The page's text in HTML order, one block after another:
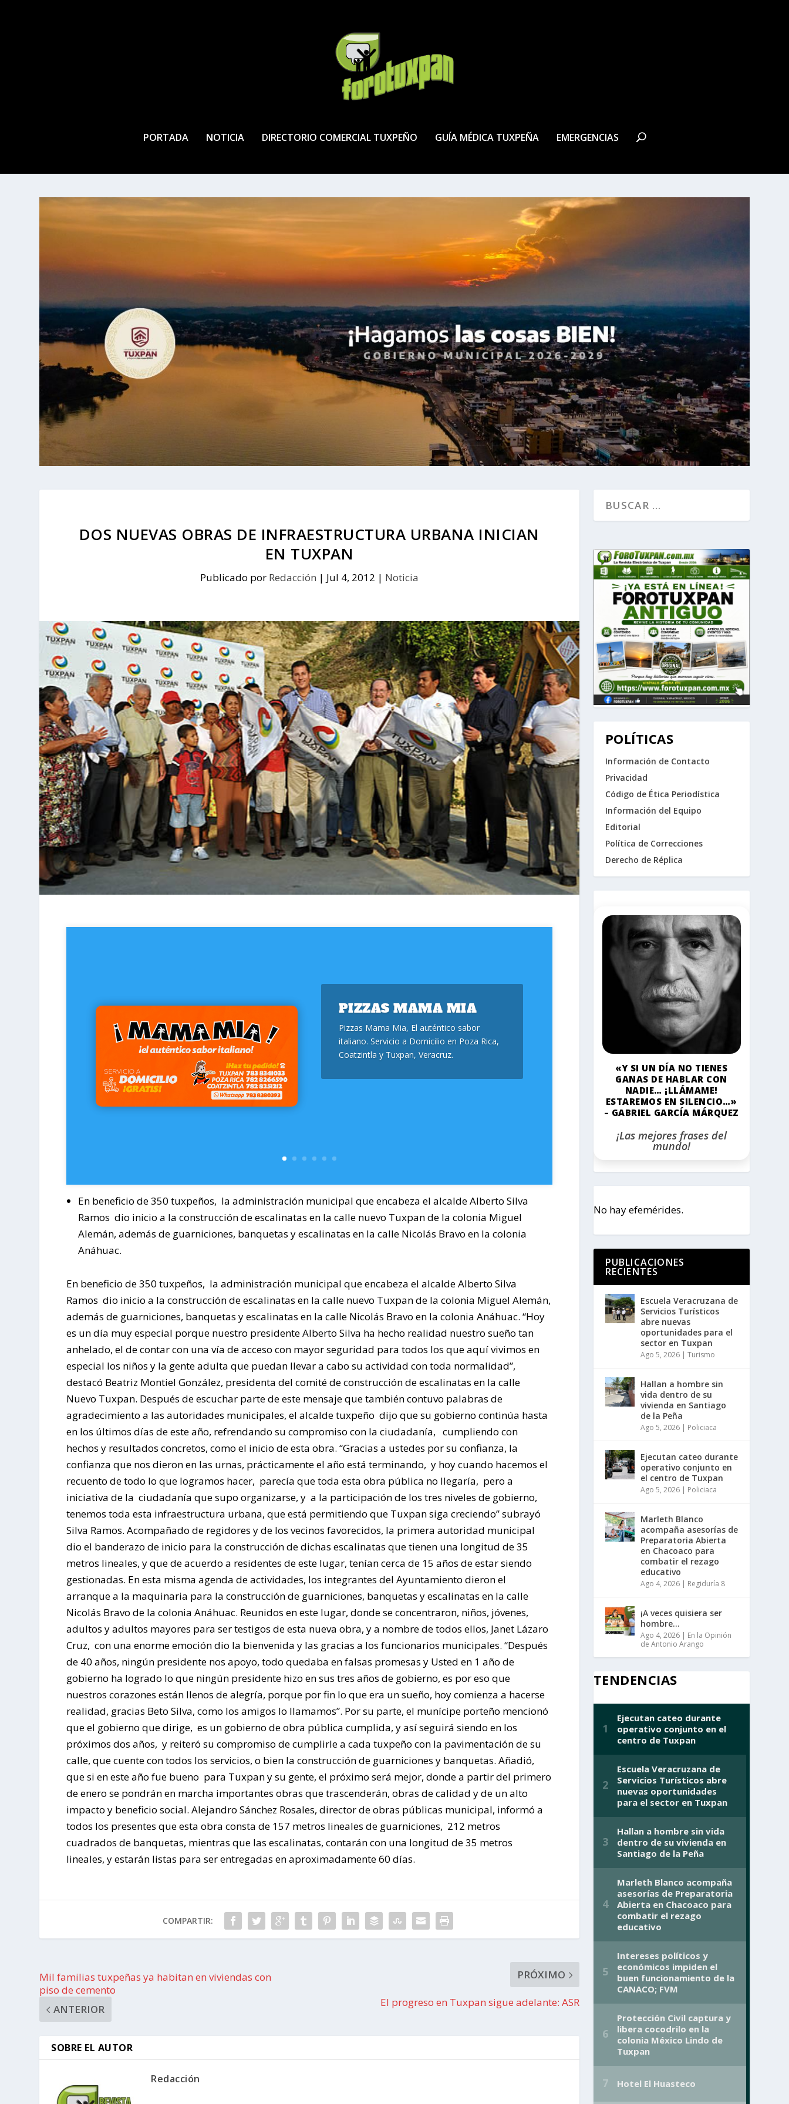
PORTADA NOTICIA DIRECTORIO COMERCIAL TUXPEÑO GUÍA MÉDICA TUXPEÑA EMERGENCIAS
DOS NUEVAS OBRAS DE INFRAESTRUCTURA URBANA INICIAN
EN TUXPAN
Publicado por Redacción | Jul 4, 2012 | Noticia
PIZZAS MAMA MIA
Pizzas Mama Mia, El auténtico sabor
italiano. Servicio a Domicilio en Poza Rica,
Coatzintla y Tuxpan, Veracruz.
En beneficio de 350 tuxpeños, la administración municipal que encabeza el alcalde Alberto Silva
Ramos dio inicio a la construcción de escalinatas en la calle nuevo Tuxpan de la colonia Miguel
Alemán, además de guarniciones, banquetas y escalinatas en la calle Nicolás Bravo en la colonia
Anáhuac.
En beneficio de 350 tuxpeños, la administración municipal que encabeza el alcalde Alberto Silva
Ramos dio inicio a la construcción de escalinatas en la calle nuevo Tuxpan de la colonia Miguel Alemán,
además de guarniciones, banquetas y escalinatas en la calle Nicolás Bravo en la colonia Anáhuac. “Hoy
es un día muy especial porque nuestro presidente Alberto Silva ha hecho realidad nuestro sueño tan
anhelado, el de contar con una vía de acceso con mayor seguridad para todos los que aquí vivimos en
especial los niños y la gente adulta que puedan llevar a cabo su actividad con toda normalidad”,
destacó Beatriz Montiel González, presidenta del comité de construcción de escalinatas en la calle
Nuevo Tuxpan. Después de escuchar parte de este mensaje que también contuvo palabras de
agradecimiento a las autoridades municipales, el alcalde tuxpeño dijo que su gobierno continúa hasta
en los últimos días de este año, refrendando su compromiso con la ciudadanía, cumpliendo con
hechos y resultados concretos, como el inicio de esta obra. “Gracias a ustedes por su confianza, la
confianza que nos dieron en las urnas, prácticamente el año está terminando, y hoy cuando hacemos el
recuento de todo lo que logramos hacer, parecía que toda esta obra pública no llegaría, pero a
iniciativa de la ciudadanía que supo organizarse, y a la participación de los tres niveles de gobierno,
tenemos toda esta infraestructura urbana, que está permitiendo que Tuxpan siga creciendo” subrayó
Silva Ramos. Acompañado de regidores y de los vecinos favorecidos, la primera autoridad municipal
dio el banderazo de inicio para la construcción de dichas escalinatas que tienen una longitud de 35
metros lineales, y que de acuerdo a residentes de este lugar, tenían cerca de 15 años de estar siendo
gestionadas. En esta misma agenda de actividades, los integrantes del Ayuntamiento dieron el
arranque a la maquinaria para la construcción de guarniciones, banquetas y escalinatas en la calle
Nicolás Bravo de la colonia Anáhuac. Reunidos en este lugar, donde se concentraron, niños, jóvenes,
adultos y adultos mayores para ser testigos de esta nueva obra, y a nombre de todos ellos, Janet Lázaro
Cruz, con una enorme emoción dio la bienvenida y las gracias a los funcionarios municipales. “Después
de 40 años, ningún presidente nos apoyo, todo quedaba en falsas promesas y Usted en 1 año de
gobierno ha logrado lo que ningún presidente hizo en sus tres años de gobierno, es por eso que
nuestros corazones están llenos de alegría, porque por fin lo que era un sueño, hoy comienza a hacerse
realidad, gracias Beto Silva, como los amigos lo llamamos”. Por su parte, el munícipe porteño mencionó
que el gobierno que dirige, es un gobierno de obra pública cumplida, y así seguirá siendo en los
próximos dos años, y reiteró su compromiso de cumplirle a cada tuxpeño con la pavimentación de su
calle, que cuente con todos los servicios, o bien la construcción de guarniciones y banquetas. Añadió,
que si en este año fue bueno para Tuxpan y su gente, el próximo será mejor, donde a partir del primero
de enero se pondrán en marcha importantes obras que trascenderán, obras de calidad y de un alto
impacto y beneficio social. Alejandro Sánchez Rosales, director de obras públicas municipal, informó a
todos los presentes que esta obra consta de 157 metros lineales de guarniciones, 212 metros
cuadrados de banquetas, mientras que las escalinatas, contarán con una longitud de 35 metros
lineales, y estarán listas para ser entregadas en aproximadamente 60 días.
COMPARTIR:
Mil familias tuxpeñas ya habitan en viviendas con
piso de cemento
ANTERIOR
PRÓXIMO
El progreso en Tuxpan sigue adelante: ASR
SOBRE EL AUTOR
Redacción
POLÍTICAS
Información de Contacto
Privacidad
Código de Ética Periodística
Información del Equipo
Editorial
Política de Correcciones
Derecho de Réplica
«Y SI UN DÍA NO TIENES
GANAS DE HABLAR CON
NADIE… ¡LLÁMAME!
ESTAREMOS EN SILENCIO…»
– GABRIEL GARCÍA MÁRQUEZ
¡Las mejores frases del
mundo!
No hay efemérides.
PUBLICACIONES
RECIENTES
Escuela Veracruzana de
Servicios Turísticos
abre nuevas
oportunidades para el
sector en Tuxpan
Ago 5, 2026| Turismo
Hallan a hombre sin
vida dentro de su
vivienda en Santiago
de la Peña
Ago 5, 2026| Policiaca
Ejecutan cateo durante
operativo conjunto en
el centro de Tuxpan
Ago 5, 2026| Policiaca
Marleth Blanco
acompaña asesorías de
Preparatoria Abierta
en Chacoaco para
combatir el rezago
educativo
Ago 4, 2026| Regiduría 8
¡A veces quisiera ser
hombre…
Ago 4, 2026| En la Opinión
de Antonio Arango
TENDENCIAS